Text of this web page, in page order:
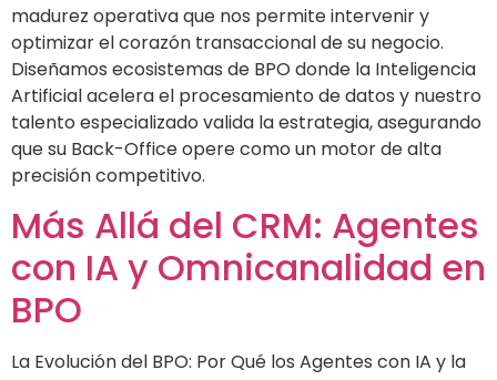
madurez operativa que nos permite intervenir y
optimizar el corazón transaccional de su negocio.
Diseñamos ecosistemas de BPO donde la Inteligencia
Artificial acelera el procesamiento de datos y nuestro
talento especializado valida la estrategia, asegurando
que su Back-Office opere como un motor de alta
precisión competitivo.
Más Allá del CRM: Agentes
con IA y Omnicanalidad en
BPO
La Evolución del BPO: Por Qué los Agentes con IA y la